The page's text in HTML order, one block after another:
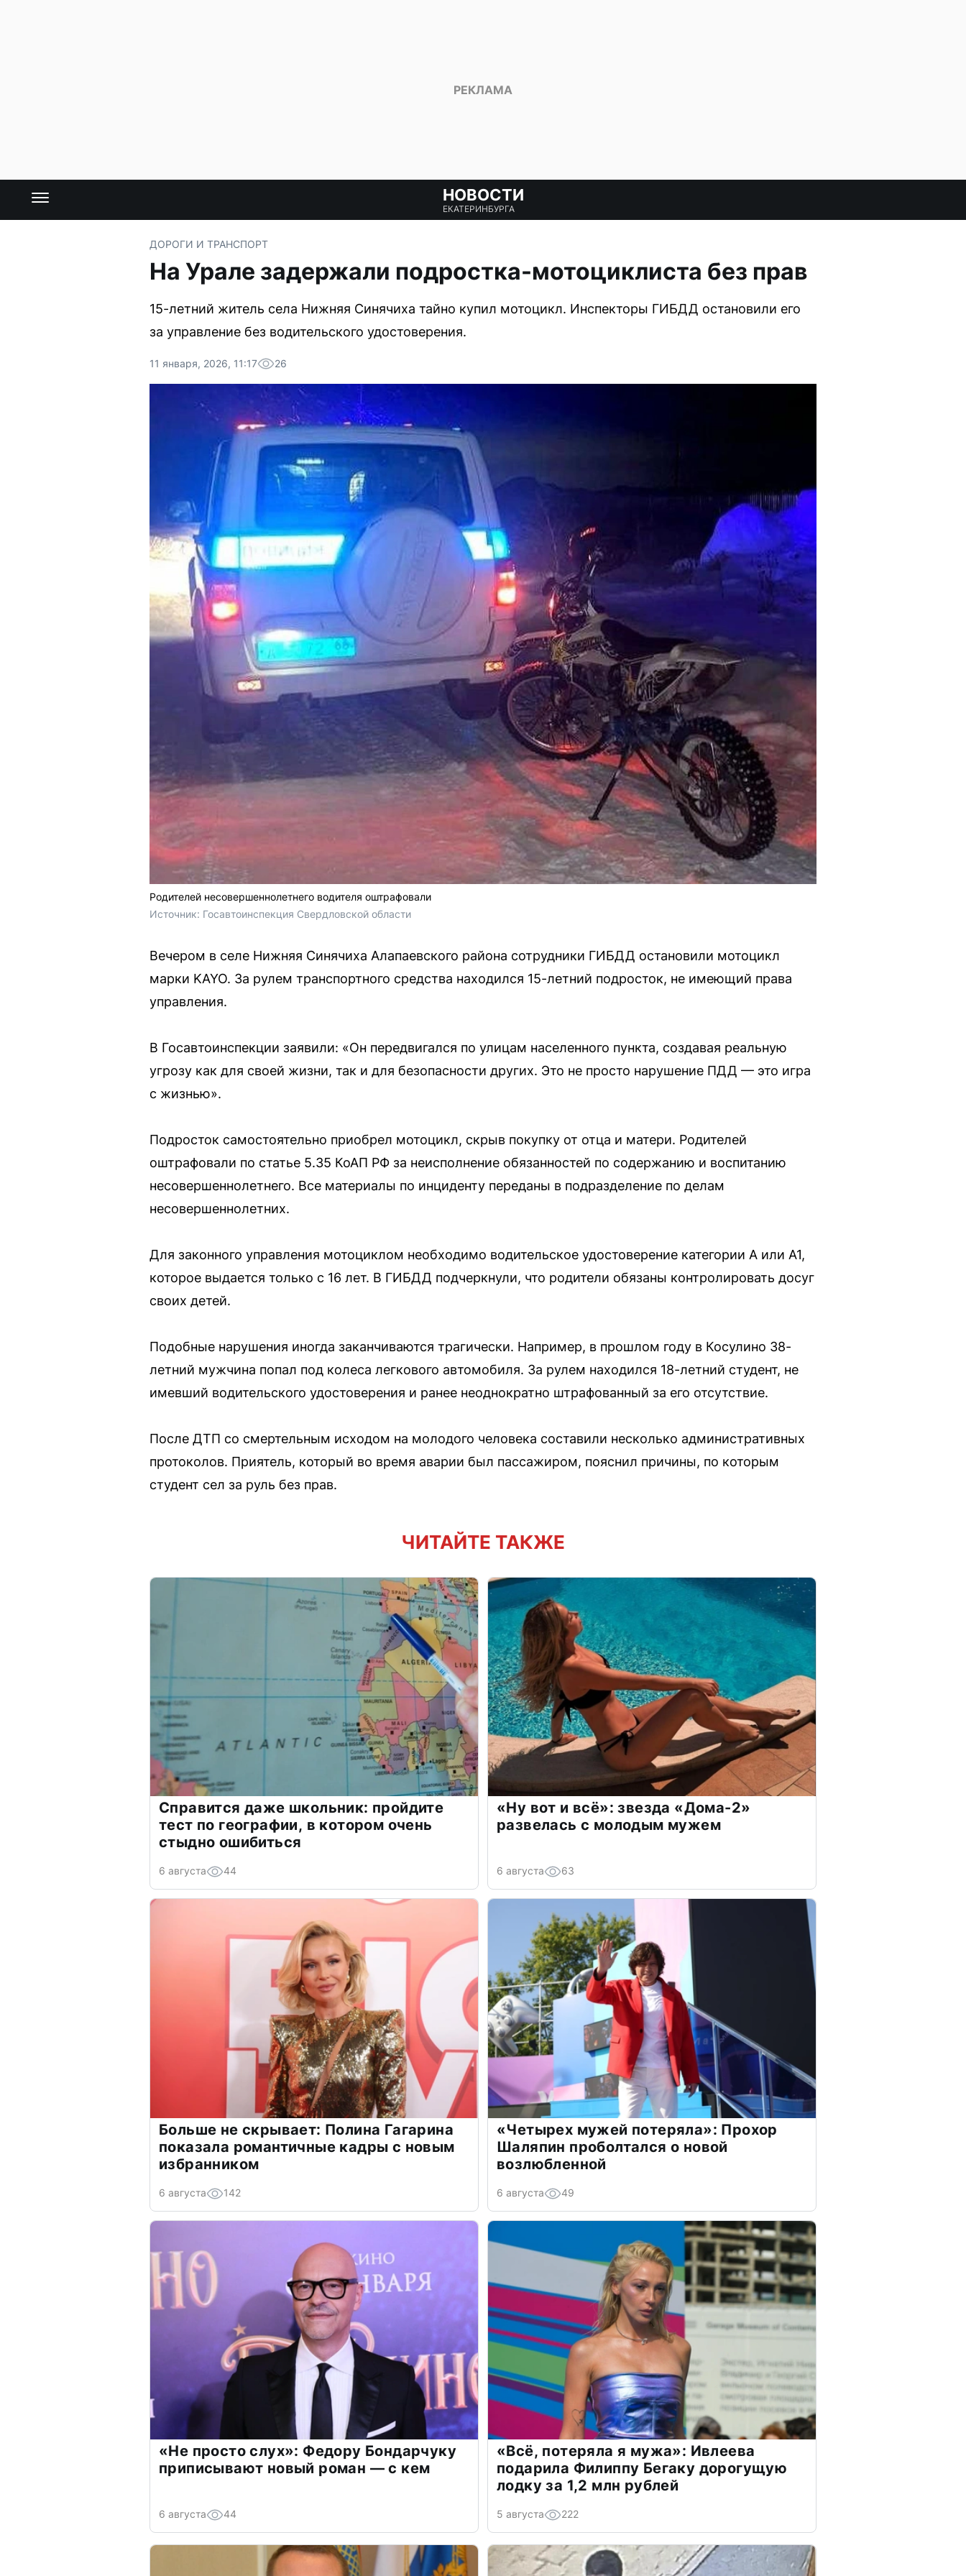
НОВОСТИ
ЕКАТЕРИНБУРГА
ДОРОГИ И ТРАНСПОРТ
На Урале задержали подростка-мотоциклиста без прав
15-летний житель села Нижняя Синячиха тайно купил мотоцикл. Инспекторы ГИБДД остановили его
за управление без водительского удостоверения.
11 января, 2026, 11:17 26
Родителей несовершеннолетнего водителя оштрафовали
Источник: Госавтоинспекция Свердловской области
Вечером в селе Нижняя Синячиха Алапаевского района сотрудники ГИБДД остановили мотоцикл
марки KAYO. За рулем транспортного средства находился 15-летний подросток, не имеющий права
управления.
В Госавтоинспекции заявили: «Он передвигался по улицам населенного пункта, создавая реальную
угрозу как для своей жизни, так и для безопасности других. Это не просто нарушение ПДД — это игра
с жизнью».
Подросток самостоятельно приобрел мотоцикл, скрыв покупку от отца и матери. Родителей
оштрафовали по статье 5.35 КоАП РФ за неисполнение обязанностей по содержанию и воспитанию
несовершеннолетнего. Все материалы по инциденту переданы в подразделение по делам
несовершеннолетних.
Для законного управления мотоциклом необходимо водительское удостоверение категории А или А1,
которое выдается только с 16 лет. В ГИБДД подчеркнули, что родители обязаны контролировать досуг
своих детей.
Подобные нарушения иногда заканчиваются трагически. Например, в прошлом году в Косулино 38-
летний мужчина попал под колеса легкового автомобиля. За рулем находился 18-летний студент, не
имевший водительского удостоверения и ранее неоднократно штрафованный за его отсутствие.
После ДТП со смертельным исходом на молодого человека составили несколько административных
протоколов. Приятель, который во время аварии был пассажиром, пояснил причины, по которым
студент сел за руль без прав.
ЧИТАЙТЕ ТАКЖЕ
Справится даже школьник: пройдите
тест по географии, в котором очень
стыдно ошибиться
6 августа 44
«Ну вот и всё»: звезда «Дома-2»
развелась с молодым мужем
6 августа 63
Больше не скрывает: Полина Гагарина
показала романтичные кадры с новым
избранником
6 августа 142
«Четырех мужей потеряла»: Прохор
Шаляпин проболтался о новой
возлюбленной
6 августа 49
«Не просто слух»: Федору Бондарчуку
приписывают новый роман — с кем
6 августа 44
«Всё, потеряла я мужа»: Ивлеева
подарила Филиппу Бегаку дорогущую
лодку за 1,2 млн рублей
5 августа 222